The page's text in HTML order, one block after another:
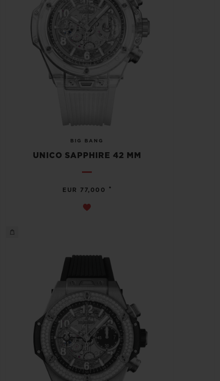
BIG BANG
UNICO SAPPHIRE 42 MM
EUR 77,000 •